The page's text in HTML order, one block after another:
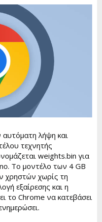
λήψη και
τεχνητής
weights.bin για
Το μοντέλο των 4 GB
χρηστών χωρίς τη
εξαίρεσης και η
το Chrome να κατεβάσει